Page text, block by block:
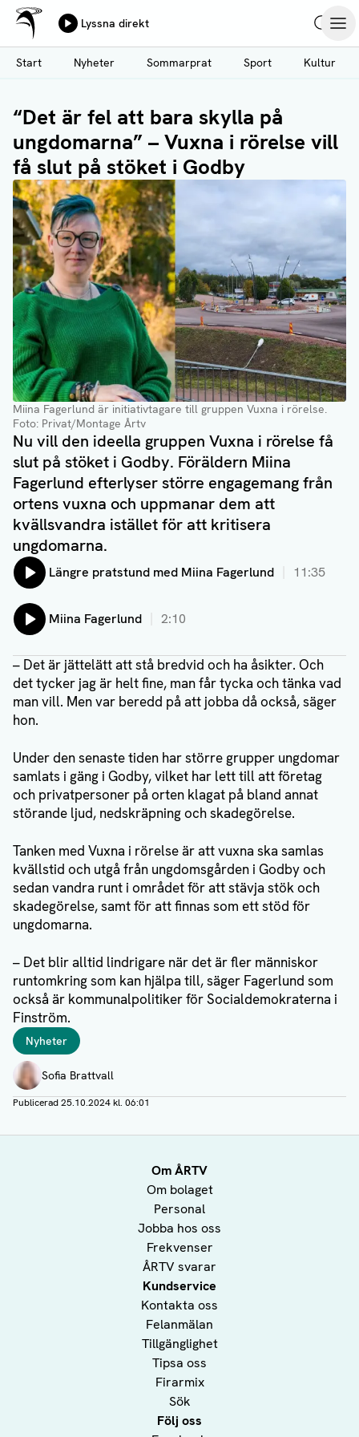
Hoppa
till
huvudinnehåll
Ålands Radio & TV
Lyssna direkt
Start
Nyheter Sommarprat Sport Kultur
“Det är fel att bara skylla på
ungdomarna” – Vuxna i rörelse vill
få slut på stöket i Godby
Miina Fagerlund är initiativtagare till gruppen Vuxna i rörelse.
Foto: Privat/Montage Årtv
Nu vill den ideella gruppen Vuxna i rörelse få
slut på stöket i Godby. Föräldern Miina
Fagerlund efterlyser större engagemang från
ortens vuxna och uppmanar dem att
kvällsvandra istället för att kritisera
ungdomarna.
Lyssna på:
Längre pratstund med Miina Fagerlund 11:35
Lyssna på:
Miina Fagerlund 2:10
– Det är jättelätt att stå bredvid och ha åsikter. Och
det tycker jag är helt fine, man får tycka och tänka vad
man vill. Men var beredd på att jobba då också, säger
hon.
Under den senaste tiden har större grupper ungdomar
samlats i gäng i Godby, vilket har lett till att företag
och privatpersoner på orten klagat på bland annat
störande ljud, nedskräpning och skadegörelse.
Tanken med Vuxna i rörelse är att vuxna ska samlas
kvällstid och utgå från ungdomsgården i Godby och
sedan vandra runt i området för att stävja stök och
skadegörelse, samt för att finnas som ett stöd för
ungdomarna.
– Det blir alltid lindrigare när det är fler människor
runtomkring som kan hjälpa till, säger Fagerlund som
också är kommunalpolitiker för Socialdemokraterna i
Finström.
Taggar
Nyheter
Författare
Sofia Brattvall
Publicerad25.10.2024 kl. 06:01
Om ÅRTV
Om bolaget
Personal
Jobba hos oss
Frekvenser
ÅRTV svarar
Kundservice
Kontakta oss
Felanmälan
Tillgänglighet
Tipsa oss
Firarmix
Sök
Följ oss